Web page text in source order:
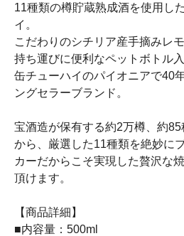
11種類の樽貯蔵熟成酒を使用し
イ。
こだわりのシチリア産手摘みレモ
持ち運びに便利なペットボトル
缶チューハイのパイオニアで40
ングセラーブランド。
宝酒造が保有する約2万樽、約
から、厳選した11種類を絶妙に
カーだからこそ実現した贅沢な
頂けます。
【商品詳細】
■内容量：500ml